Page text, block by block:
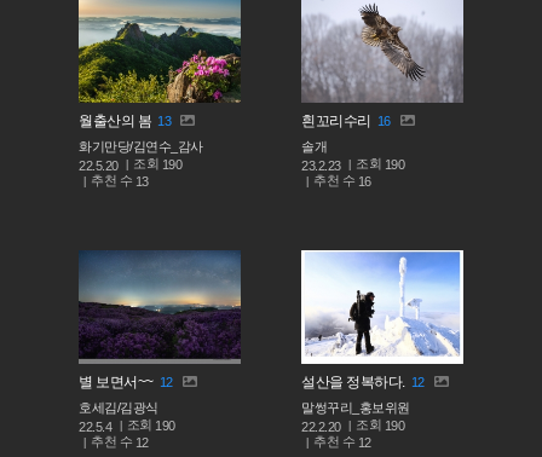
월출산의 봄 13
화기만당/김연수_감사
22.5.20
조회 190
추천 수 13
흰꼬리수리 16
솔개
23.2.23
조회 190
추천 수 16
별 보면서~~ 12
호세김/김광식
22.5.4
조회 190
추천 수 12
설산을 정복하다.
12
말썽꾸리_홍보위원
22.2.20
조회 190
추천 수 12